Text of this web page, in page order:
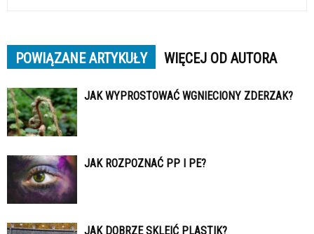
POWIĄZANE ARTYKUŁY WIĘCEJ OD AUTORA
JAK WYPROSTOWAĆ WGNIECIONY ZDERZAK?
JAK ROZPOZNAĆ PP I PE?
JAK DOBRZE SKLEIĆ PLASTIK?